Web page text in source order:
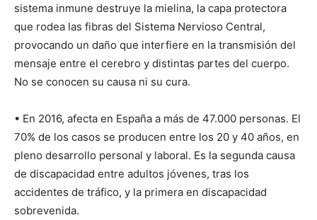
sistema inmune destruye la mielina, la capa protectora
que rodea las fibras del Sistema Nervioso Central,
provocando un daño que interfiere en la transmisión del
mensaje entre el cerebro y distintas partes del cuerpo.
No se conocen su causa ni su cura.
• En 2016, afecta en España a más de 47.000 personas. El
70% de los casos se producen entre los 20 y 40 años, en
pleno desarrollo personal y laboral. Es la segunda causa
de discapacidad entre adultos jóvenes, tras los
accidentes de tráfico, y la primera en discapacidad
sobrevenida.